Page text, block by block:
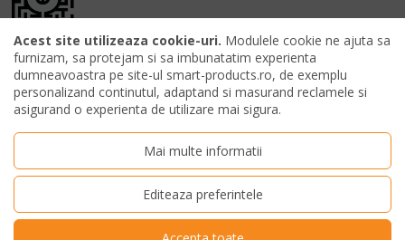
Acest site utilizeaza cookie-uri. Modulele cookie ne ajuta sa
furnizam, sa protejam si sa imbunatatim experienta
dumneavoastra pe site-ul smart-products.ro, de exemplu
personalizand continutul, adaptand si masurand reclamele si
asigurand o experienta de utilizare mai sigura.
Mai multe informatii
Editeaza preferintele